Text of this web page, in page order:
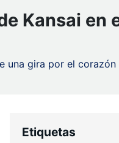
Kansai en
una gira por el
Etiquetas